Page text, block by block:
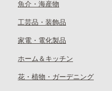
魚介・海産物
工芸品・装飾品
家電・電化製品
ホーム＆キッチン
花・植物・ガーデニング